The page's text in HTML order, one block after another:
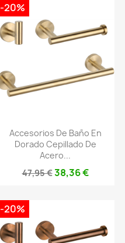
Accesorios De Baño En
Dorado Cepillado De
Acero...
47,95 €38,36 €
-20%
-20%